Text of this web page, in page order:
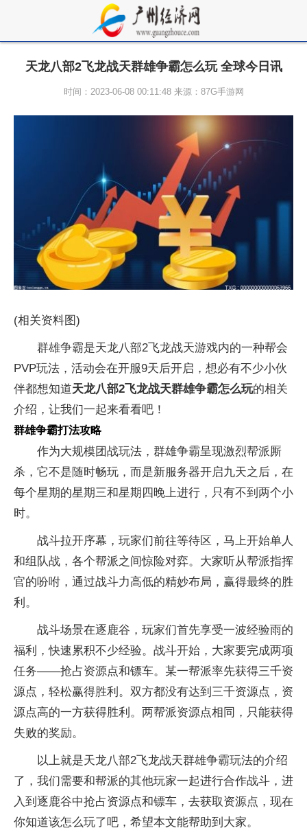
天龙八部2飞龙战天群雄争霸怎么玩 全球今日讯
时间：2023-06-08 00:11:48 来源：87G手游网
(相关资料图)
群雄争霸是天龙八部2飞龙战天游戏内的一种帮会
PVP玩法，活动会在开服9天后开启，想必有不少小伙
伴都想知道天龙八部2飞龙战天群雄争霸怎么玩的相关
介绍，让我们一起来看看吧！
群雄争霸打法攻略
作为大规模团战玩法，群雄争霸呈现激烈帮派厮
杀，它不是随时畅玩，而是新服务器开启九天之后，在
每个星期的星期三和星期四晚上进行，只有不到两个小
时。
战斗拉开序幕，玩家们前往等待区，马上开始单人
和组队战，各个帮派之间惊险对弈。大家听从帮派指挥
官的吩咐，通过战斗力高低的精妙布局，赢得最终的胜
利。
战斗场景在逐鹿谷，玩家们首先享受一波经验雨的
福利，快速累积不少经验。战斗开始，大家要完成两项
任务——抢占资源点和镖车。某一帮派率先获得三千资
源点，轻松赢得胜利。双方都没有达到三千资源点，资
源点高的一方获得胜利。两帮派资源点相同，只能获得
失败的奖励。
以上就是天龙八部2飞龙战天群雄争霸玩法的介绍
了，我们需要和帮派的其他玩家一起进行合作战斗，进
入到逐鹿谷中抢占资源点和镖车，去获取资源点，现在
你知道该怎么玩了吧，希望本文能帮助到大家。